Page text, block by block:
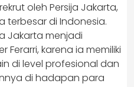
oleh Persija Jakarta,
terbesar di Indonesia.
Jakarta menjadi
Ferarri, karena ia memiliki
di level profesional dan
di hadapan para